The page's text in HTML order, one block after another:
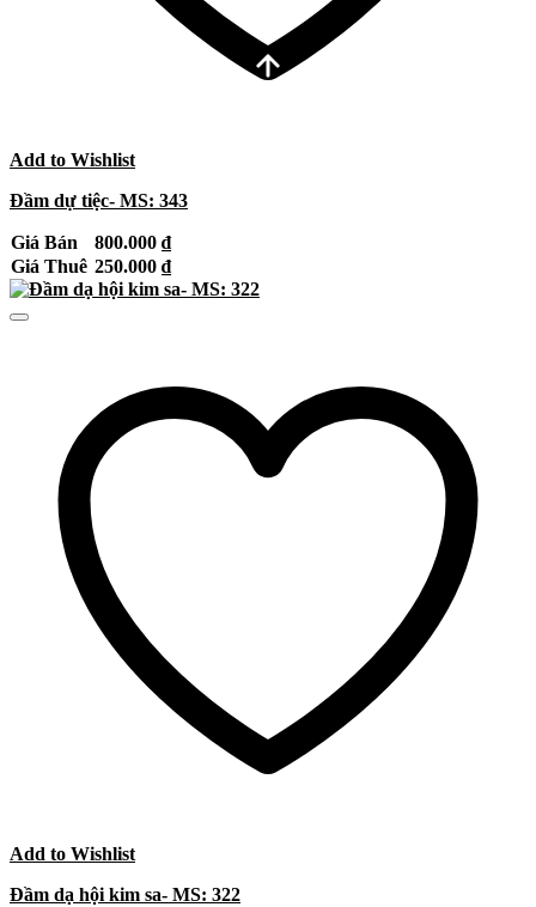
Add to Wishlist
Đầm dự tiệc- MS: 343
Giá Bán 800.000 ₫
Giá Thuê 250.000 ₫
Add to Wishlist
Đầm dạ hội kim sa- MS: 322